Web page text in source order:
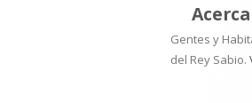
Gentes y
del Rey Sabio.